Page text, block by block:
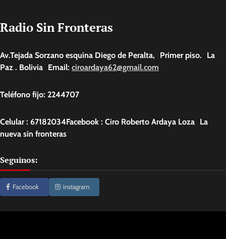
Radio Sin Fronteras
Av.Tejada Sorzano esquina Diego de Peralta, Primer piso. La
Paz . Bolivia Email: ciroardaya62@gmail.com
Teléfono fijo: 2244707
Celular : 67182034Facebook : Ciro Roberto Ardaya Loza La
nueva sin fronteras
Seguinos:
Facebook instagram